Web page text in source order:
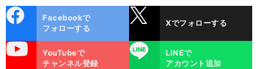
ok
Facebookで
フォローする
Xでフォローする
YouTubeで
チャンネル登録
LINE
LINEで
アカウント追加